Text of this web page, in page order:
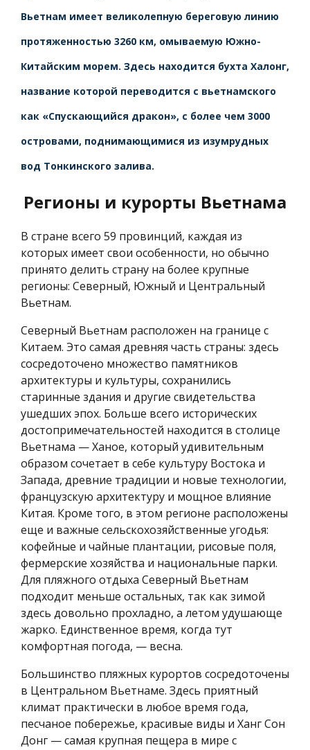
Вьетнам имеет великолепную береговую линию
протяженностью 3260 км, омываемую Южно-
Китайским морем. Здесь находится бухта Халонг,
название которой переводится с вьетнамского
как «Спускающийся дракон», с более чем 3000
островами, поднимающимися из изумрудных
вод Тонкинского залива.
Регионы и курорты Вьетнама
В стране всего 59 провинций, каждая из
которых имеет свои особенности, но обычно
принято делить страну на более крупные
регионы: Северный, Южный и Центральный
Вьетнам.
Северный Вьетнам расположен на границе с
Китаем. Это самая древняя часть страны: здесь
сосредоточено множество памятников
архитектуры и культуры, сохранились
старинные здания и другие свидетельства
ушедших эпох. Больше всего исторических
достопримечательностей находится в столице
Вьетнама — Ханое, который удивительным
образом сочетает в себе культуру Востока и
Запада, древние традиции и новые технологии,
французскую архитектуру и мощное влияние
Китая. Кроме того, в этом регионе расположены
еще и важные сельскохозяйственные угодья:
кофейные и чайные плантации, рисовые поля,
фермерские хозяйства и национальные парки.
Для пляжного отдыха Северный Вьетнам
подходит меньше остальных, так как зимой
здесь довольно прохладно, а летом удушающе
жарко. Единственное время, когда тут
комфортная погода, — весна.
Большинство пляжных курортов сосредоточены
в Центральном Вьетнаме. Здесь приятный
климат практически в любое время года,
песчаное побережье, красивые виды и Ханг Сон
Донг — самая крупная пещера в мире с